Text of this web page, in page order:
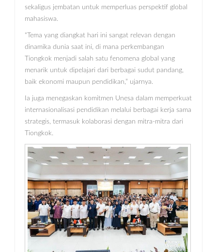
sekaligus jembatan untuk memperluas perspektif global
mahasiswa.
“Tema yang diangkat hari ini sangat relevan dengan
dinamika dunia saat ini, di mana perkembangan
Tiongkok menjadi salah satu fenomena global yang
menarik untuk dipelajari dari berbagai sudut pandang,
baik ekonomi maupun pendidikan,” ujarnya.
Ia juga menegaskan komitmen Unesa dalam memperkuat
internasionalisasi pendidikan melalui berbagai kerja sama
strategis, termasuk kolaborasi dengan mitra-mitra dari
Tiongkok.